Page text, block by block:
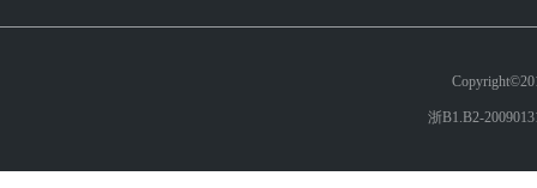
浙B1.B2-